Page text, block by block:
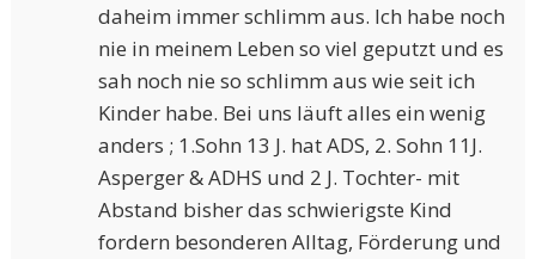
daheim immer schlimm aus. Ich habe noch
nie in meinem Leben so viel geputzt und es
sah noch nie so schlimm aus wie seit ich
Kinder habe. Bei uns läuft alles ein wenig
anders ; 1.Sohn 13 J. hat ADS, 2. Sohn 11J.
Asperger & ADHS und 2 J. Tochter- mit
Abstand bisher das schwierigste Kind
fordern besonderen Alltag, Förderung und